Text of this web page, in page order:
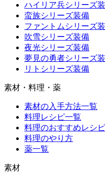
ハイリア兵シリーズ
蛮族シリーズ装備
ファントムシリーズ
吹雪シリーズ装備
夜光シリーズ装備
夢見の勇者シリーズ
リトシリーズ装備
素材・料理・薬
素材の入手方法一覧
料理レシピ一覧
料理のおすすめレシ
料理のやり方
薬一覧
素材